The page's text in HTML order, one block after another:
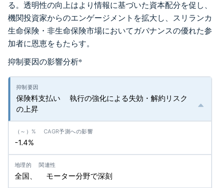
る。透明性の向上はより情報に基づいた資本配分を促し、
機関投資家からのエンゲージメントを拡大し、スリランカ
生命保険・非生命保険市場においてガバナンスの優れた参
加者に恩恵をもたらす。
抑制要因の影響分析*
保険料支払い 執行の強化による失効・解約リスク
の上昇
-1.4%
全国、 モーター分野で深刻